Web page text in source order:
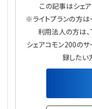
【連載】IT実務一問一
この記事はシェ
※ライトプランの方は
利用法人の方は、
シェアコモン200のサ
録したい